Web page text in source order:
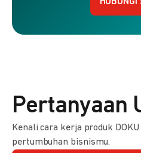
HUBUNGI
Pertanyaan
Kenali cara kerja produk
pertumbuhan bisnismu.